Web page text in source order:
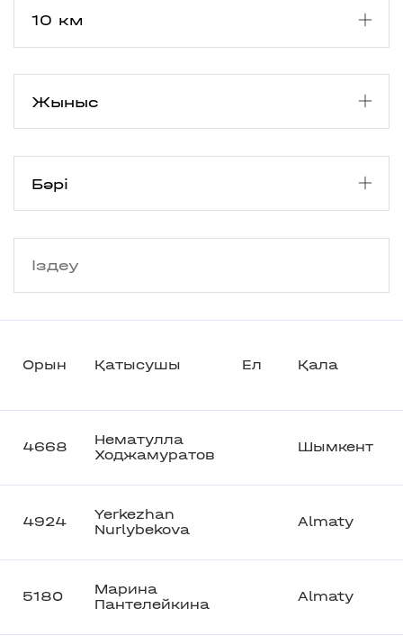
Орын Қатысушы Ел Қала
4668
Нематулла
Ходжамуратов
Шымкент
4924
Yerkezhan
Nurlybekova
Almaty
5180
Марина
Пантелейкина
Almaty